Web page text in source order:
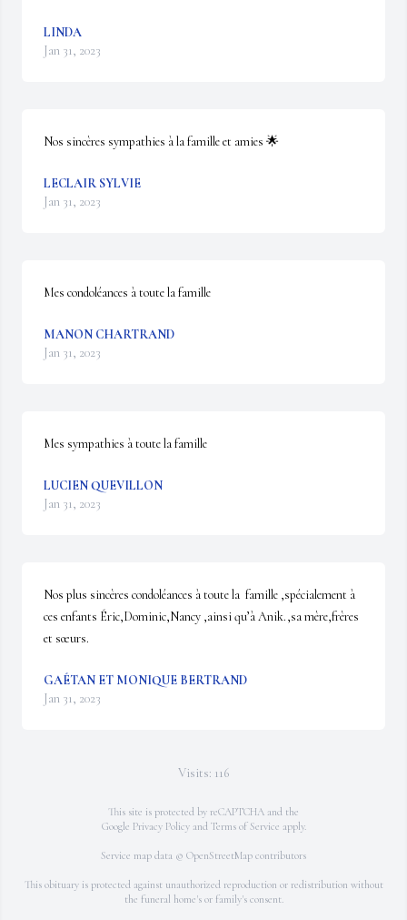
LINDA
Jan 31, 2023
Nos sincères sympathies à la famille et amies 🌟
LECLAIR SYLVIE
Jan 31, 2023
Mes condoléances à toute la famille
MANON CHARTRAND
Jan 31, 2023
Mes sympathies à toute la famille
LUCIEN QUEVILLON
Jan 31, 2023
Nos plus sincères condoléances à toute la  famille ,spécialement à
ces enfants Éric,Dominic,Nancy ,ainsi qu’à Anik.,sa mère,frères
et sœurs.
GAÉTAN ET MONIQUE BERTRAND
Jan 31, 2023
Visits: 116
This site is protected by reCAPTCHA and the
Google Privacy Policyand Terms of Service apply.
Service map data © OpenStreetMap contributors
This obituary is protected against unauthorized reproduction or redistribution without
the funeral home's or family's consent.